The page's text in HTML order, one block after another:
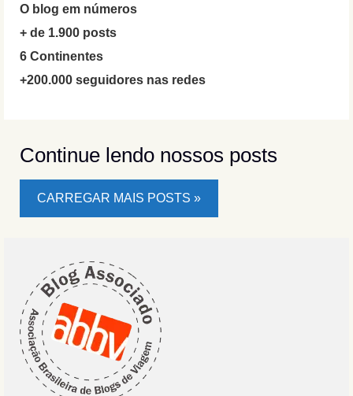
O blog em números
+ de 1.900 posts
6 Continentes
+200.000 seguidores nas redes
Continue lendo nossos posts
CARREGAR MAIS POSTS »